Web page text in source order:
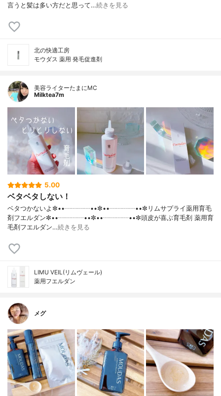
言うと髪は多い方だと思って…続きを見る
北の快適工房
モウダス 薬用 発毛促進剤
美容ライターたまにMC
Milktea7m
5.00
ベタベタしない！
ベタつかないよ✼••┈┈┈┈••✼••┈┈┈┈••✼リムサプライ薬用育毛
剤フエルダン✼••┈┈┈┈••✼••┈┈┈┈••✼頭皮が喜ぶ育毛剤 薬用育
毛剤フエルダン…続きを見る
LIMU VEIL(リムヴェール)
薬用フエルダン
メグ